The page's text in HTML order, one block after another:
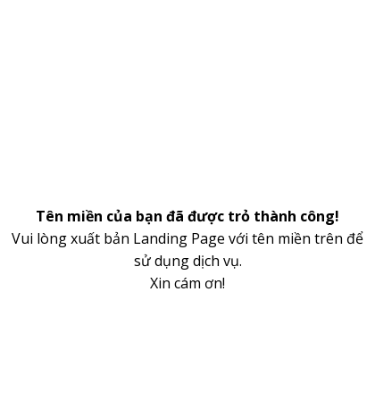
Tên miền của bạn đã được trỏ thành công!
Vui lòng xuất bản Landing Page với tên miền trên để
sử dụng dịch vụ.
Xin cám ơn!